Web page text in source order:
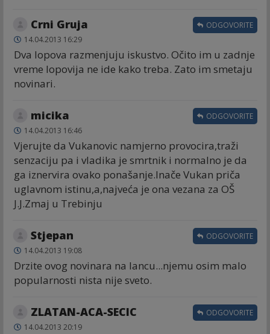
Crni Gruja
14.04.2013 16:29
Dva lopova razmenjuju iskustvo. Očito im u zadnje
vreme lopovija ne ide kako treba. Zato im smetaju
novinari.
ODGOVORITE
micika
14.04.2013 16:46
Vjerujte da Vukanovic namjerno provocira,traži
senzaciju pa i vladika je smrtnik i normalno je da
ga iznervira ovako ponašanje.Inače Vukan priča
uglavnom istinu,a,najveća je ona vezana za OŠ
J.J.Zmaj u Trebinju
ODGOVORITE
Stjepan
14.04.2013 19:08
Drzite ovog novinara na lancu...njemu osim malo
popularnosti nista nije sveto.
ODGOVORITE
ZLATAN-ACA-SECIC
14.04.2013 20:19
ODGOVORITE